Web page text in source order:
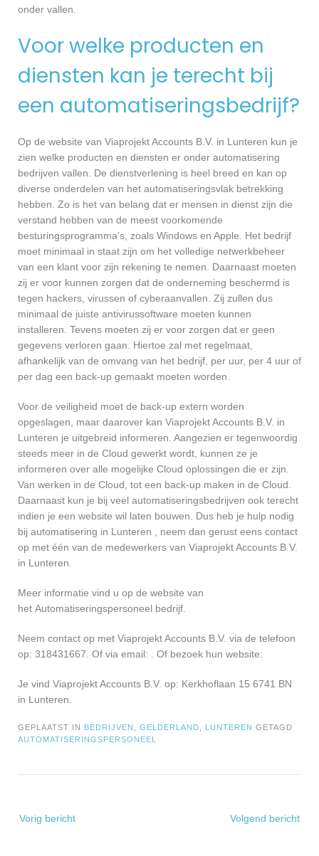
onder vallen.
Voor welke producten en
diensten kan je terecht bij
een automatiseringsbedrijf?
Op de website van Viaprojekt Accounts B.V. in Lunteren kun je
zien welke producten en diensten er onder automatisering
bedrijven vallen. De dienstverlening is heel breed en kan op
diverse onderdelen van het automatiseringsvlak betrekking
hebben. Zo is het van belang dat er mensen in dienst zijn die
verstand hebben van de meest voorkomende
besturingsprogramma’s, zoals Windows en Apple. Het bedrijf
moet minimaal in staat zijn om het volledige netwerkbeheer
van een klant voor zijn rekening te nemen. Daarnaast moeten
zij er voor kunnen zorgen dat de onderneming beschermd is
tegen hackers, virussen of cyberaanvallen. Zij zullen dus
minimaal de juiste antivirussoftware moeten kunnen
installeren. Tevens moeten zij er voor zorgen dat er geen
gegevens verloren gaan. Hiertoe zal met regelmaat,
afhankelijk van de omvang van het bedrijf, per uur, per 4 uur of
per dag een back-up gemaakt moeten worden.
Voor de veiligheid moet de back-up extern worden
opgeslagen, maar daarover kan Viaprojekt Accounts B.V. in
Lunteren je uitgebreid informeren. Aangezien er tegenwoordig
steeds meer in de Cloud gewerkt wordt, kunnen ze je
informeren over alle mogelijke Cloud oplossingen die er zijn.
Van werken in de Cloud, tot een back-up maken in de Cloud.
Daarnaast kun je bij veel automatiseringsbedrijven ook terecht
indien je een website wil laten bouwen. Dus heb je hulp nodig
bij automatisering in Lunteren , neem dan gerust eens contact
op met één van de medewerkers van Viaprojekt Accounts B.V.
in Lunteren.
Meer informatie vind u op de website van
het Automatiseringspersoneel bedrijf.
Neem contact op met Viaprojekt Accounts B.V. via de telefoon
op: 318431667. Of via email:
. Of bezoek hun website:
Je vind Viaprojekt Accounts B.V. op: Kerkhoflaan 15 6741 BN
in Lunteren.
GEPLAATST IN BEDRIJVEN GELDERLAND LUNTEREN GETAGD
AUTOMATISERINGSPERSONEEL
navigatie
Vorig bericht Volgend bericht